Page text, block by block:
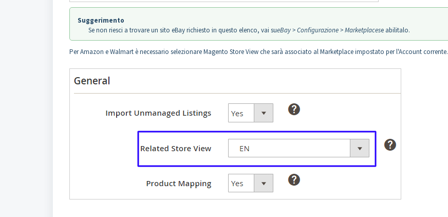
Suggerimento
Se non riesci a trovare un sito eBay richiesto in questo elenco, vai sueBay > Configurazione > Marketplacese abilitalo.
Per Amazon e Walmart è necessario selezionare Magento Store View che sarà associato al Marketplace impostato per l'Account corrente.